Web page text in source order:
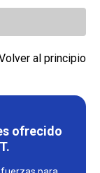
al principio
ofrecido